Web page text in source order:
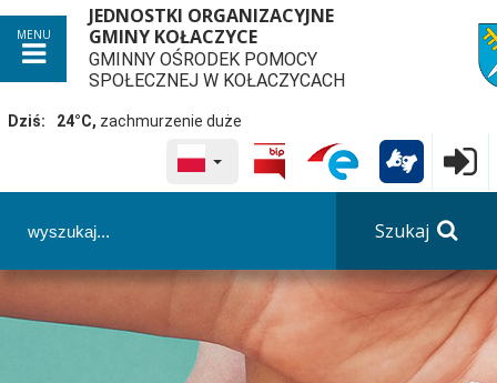
MENU
JEDNOSTKI ORGANIZACYJNE
GMINY KOŁACZYCE
GMINNY OŚRODEK POMOCY
SPOŁECZNEJ W KOŁACZYCACH
Dziś: 24°C, zachmurzenie duże
WYBRANY JĘZYK POLSKA
Szukaj
